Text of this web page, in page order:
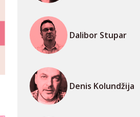
Dalibor Stupar
Denis Kolundžija